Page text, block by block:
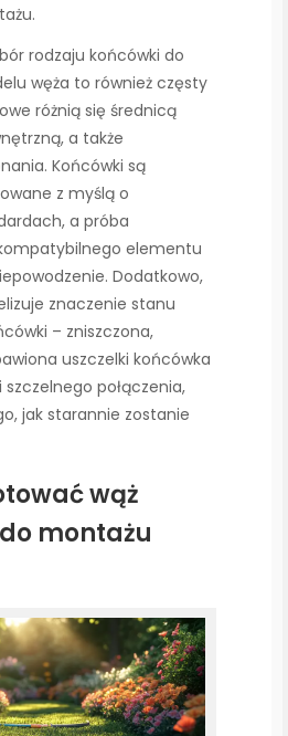
rodzaju końcówki do
węża to również częsty
różnią się średnicą
a także
Końcówki są
z myślą o
a próba
elementu
Dodatkowo,
znaczenie stanu
– zniszczona,
uszczelki końcówka
połączenia,
jak starannie zostanie
wąż
montażu